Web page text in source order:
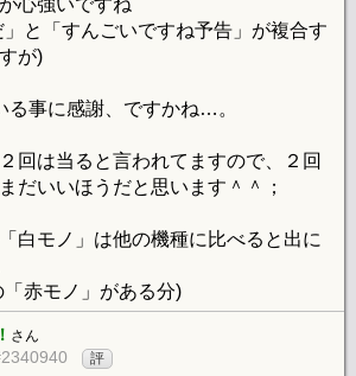
心強いですね
と「すんごいですね予告」が複合す
が)
る事に感謝、ですかね…。
回は当ると言われてますので、２回
だいいほうだと思います＾＾；
白モノ」は他の機種に比べると出に
赤モノ」がある分)
さん
評